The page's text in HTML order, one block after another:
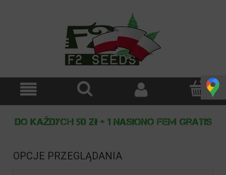
OPCJE PRZEGLĄDANIA